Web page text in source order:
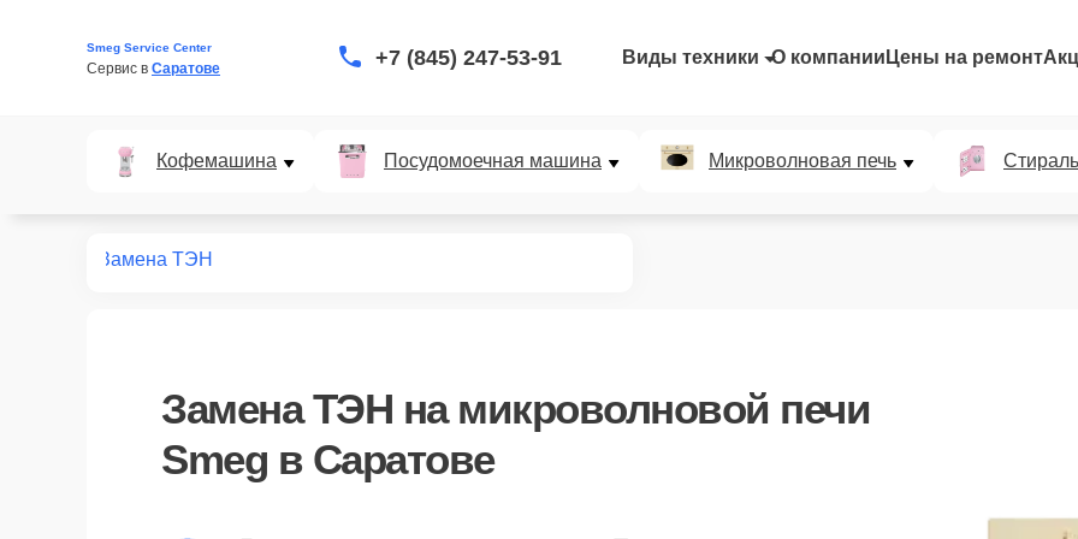
Smeg Service Center
Сервис в Саратове +7 (845) 247-53-91 Виды техники О компании Цены на ремонт
Кофемашина Посудомоечная машина Микроволновая печь
Замена ТЭН
Замена ТЭН на микроволновой печи
Smeg в Саратове